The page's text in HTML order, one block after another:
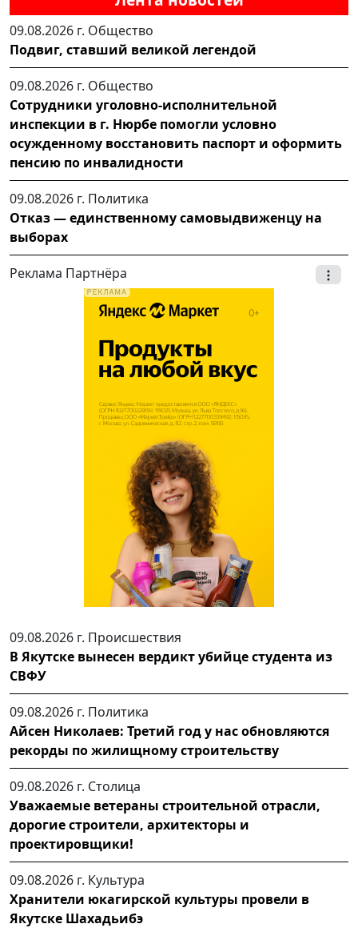
09.08.2026 г. Общество
Подвиг, ставший великой легендой
09.08.2026 г. Общество
Сотрудники уголовно-исполнительной
инспекции в г. Нюрбе помогли условно
осужденному восстановить паспорт и оформить
пенсию по инвалидности
09.08.2026 г. Политика
Отказ — единственному самовыдвиженцу на
выборах
Реклама Партнёра
09.08.2026 г. Происшествия
В Якутске вынесен вердикт убийце студента из
СВФУ
09.08.2026 г. Политика
Айсен Николаев: Третий год у нас обновляются
рекорды по жилищному строительству
09.08.2026 г. Столица
Уважаемые ветераны строительной отрасли,
дорогие строители, архитекторы и
проектировщики!
09.08.2026 г. Культура
Хранители юкагирской культуры провели в
Якутске Шахадьибэ